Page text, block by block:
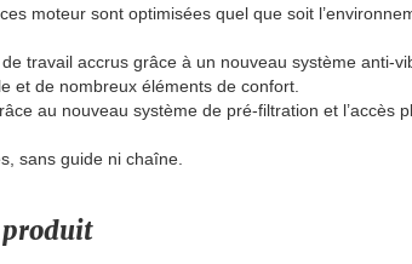
moteur sont optimisées quel que soit
travail accrus grâce à un nouveau système anti-
et de nombreux éléments de confort.
au nouveau système de pré-filtration et l’accès
sans guide ni chaîne.
produit